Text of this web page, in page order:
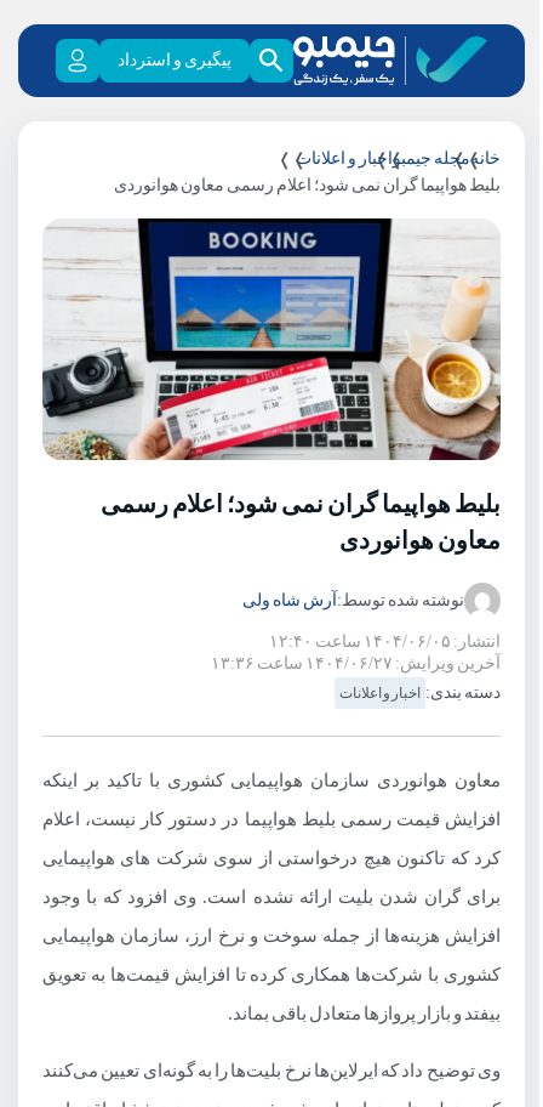
پیگیری و استرداد
خانهمجله جیمبواخبار و اعلانات
بلیط هواپیما گران نمی شود؛ اعلام رسمی معاون هوانوردی
بلیط هواپیما گران نمی شود؛ اعلام رسمی
معاون هوانوردی
نوشته شده توسط:آرش شاه ولی
انتشار: ۱۴۰۴/۰۶/۰۵ ساعت ۱۲:۴۰
آخرین ویرایش: ۱۴۰۴/۰۶/۲۷ ساعت ۱۳:۳۶
دسته بندی:
اخبار و اعلانات
معاون هوانوردی سازمان هواپیمایی کشوری با تاکید بر اینکه
افزایش قیمت رسمی بلیط هواپیما در دستور کار نیست، اعلام
کرد که تاکنون هیچ درخواستی از سوی شرکت های هواپیمایی
برای گران شدن بلیت ارائه نشده است. وی افزود که با وجود
افزایش هزینه‌ها از جمله سوخت و نرخ ارز، سازمان هواپیمایی
کشوری با شرکت‌ها همکاری کرده تا افزایش قیمت‌ها به تعویق
بیفتد و بازار پروازها متعادل باقی بماند.
وی توضیح داد که ایرلاین‌ها نرخ بلیت‌ها را به گونه‌ای تعیین می‌کنند